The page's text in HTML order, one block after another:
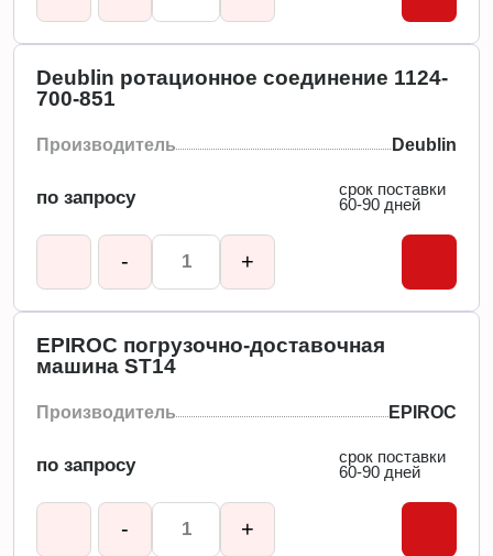
Deublin ротационное соединение 1124-
700-851
Производитель Deublin
по запросу
срок поставки
60-90 дней
- +
EPIROC погрузочно-доставочная
машина ST14
Производитель EPIROC
по запросу
срок поставки
60-90 дней
- +